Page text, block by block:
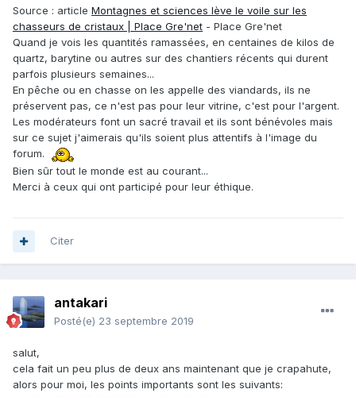
Source : article Montagnes et sciences lève le voile sur les
chasseurs de cristaux | Place Gre'net - Place Gre'net
Quand je vois les quantités ramassées, en centaines de kilos de
quartz, barytine ou autres sur des chantiers récents qui durent
parfois plusieurs semaines...
En pêche ou en chasse on les appelle des viandards, ils ne
préservent pas, ce n'est pas pour leur vitrine, c'est pour l'argent.
Les modérateurs font un sacré travail et ils sont bénévoles mais
sur ce sujet j'aimerais qu'ils soient plus attentifs à l'image du
forum.
Bien sûr tout le monde est au courant...
Merci à ceux qui ont participé pour leur éthique.
Citer
antakari
Posté(e) 23 septembre 2019
salut,
cela fait un peu plus de deux ans maintenant que je crapahute,
alors pour moi, les points importants sont les suivants: